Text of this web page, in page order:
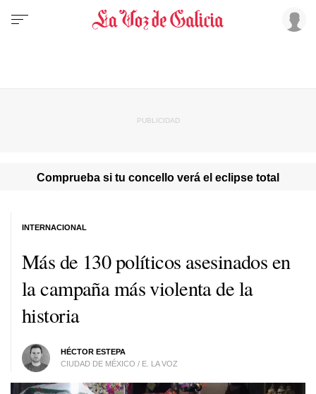
Comprueba si tu concello verá el eclipse total
Más de 130 políticos asesinados en
la campaña más violenta de la
historia
HÉCTOR ESTEPA
CIUDAD DE MÉXICO / E. LA VOZ
INTERNACIONAL